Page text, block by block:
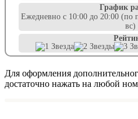
График
Ежедневно с 10:00 до 20:00 (по
вс)
Для оформления
достаточно нажать на любой